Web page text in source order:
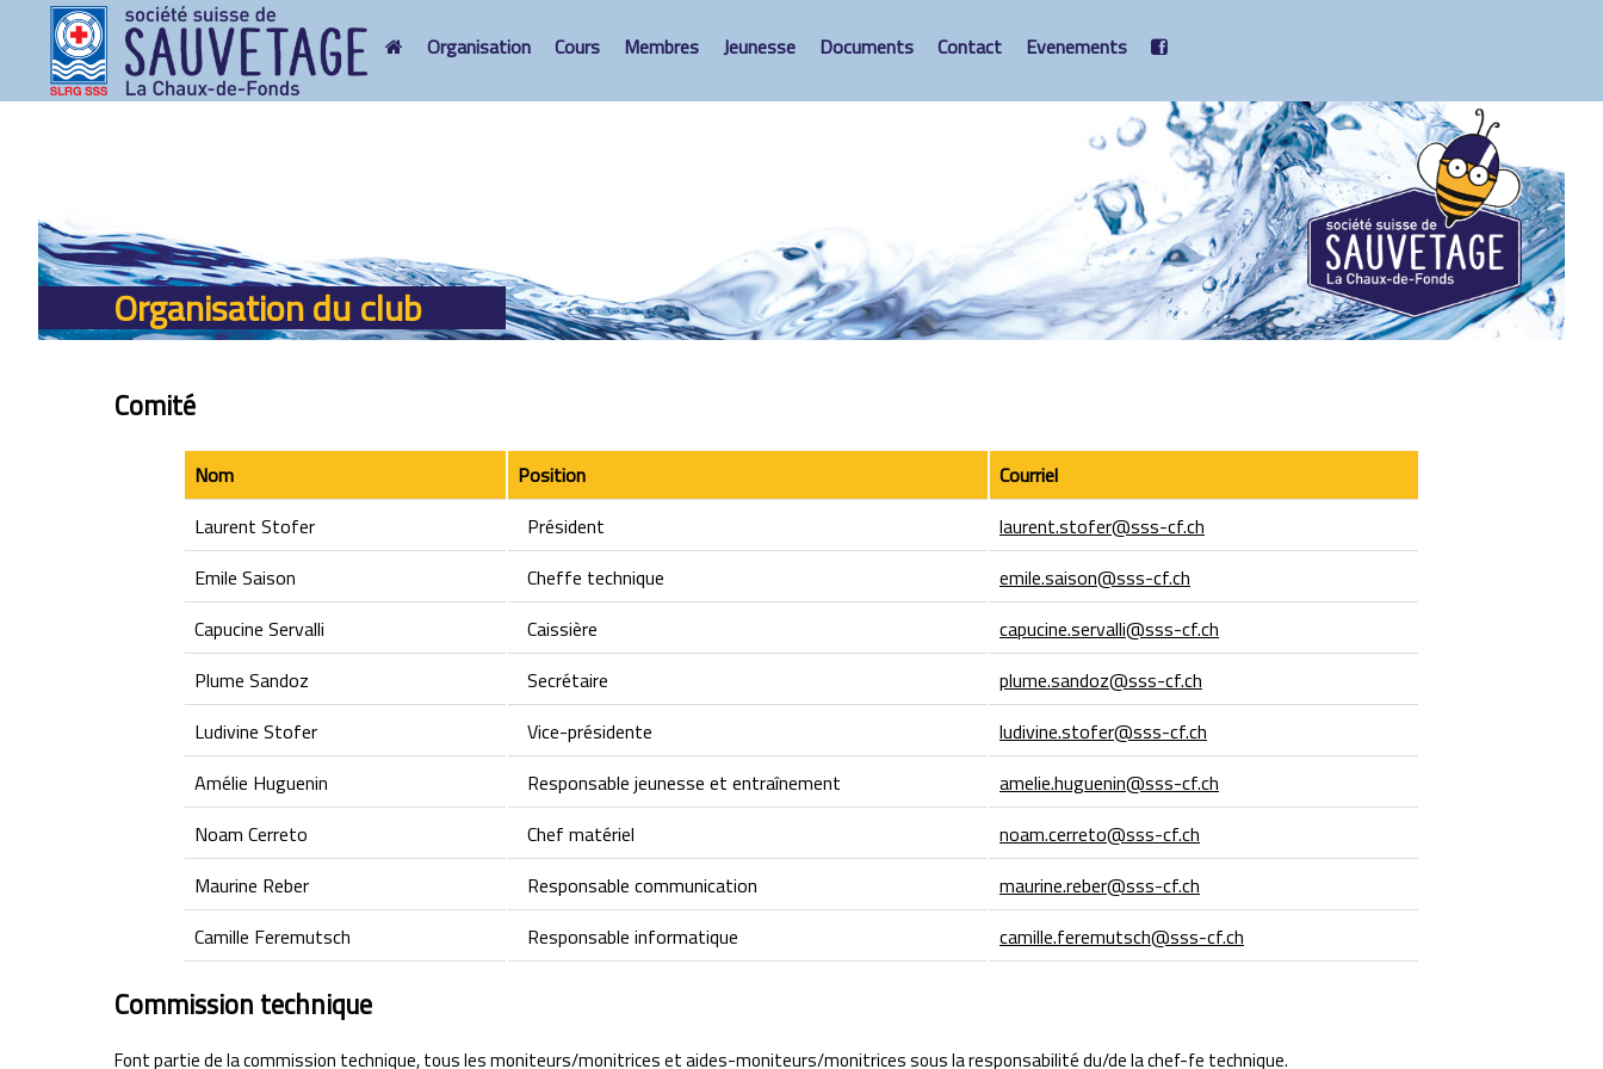
Organisation Cours Membres Jeunesse Documents Contact Evenements
Organisation du club
Comité
Nom Position
Courriel
Laurent Stofer
Président
laurent.stofer@sss-cf.ch
Emile Saison
Cheffe technique
emile.saison@sss-cf.ch
Capucine Servalli
Caissière
capucine.servalli@sss-cf.ch
Plume Sandoz
Secrétaire
plume.sandoz@sss-cf.ch
Ludivine Stofer
Vice-présidente
ludivine.stofer@sss-cf.ch
Amélie Huguenin
Responsable jeunesse et entraînement
amelie.huguenin@sss-cf.ch
Noam Cerreto
Chef matériel
noam.cerreto@sss-cf.ch
Maurine Reber
Responsable communication
maurine.reber@sss-cf.ch
Camille Feremutsch
Responsable informatique camille.feremutsch@sss-cf.ch
Commission technique
Font partie de la commission technique, tous les moniteurs/monitrices et aides-moniteurs/monitrices sous la responsabilité du/de la chef-fe technique.